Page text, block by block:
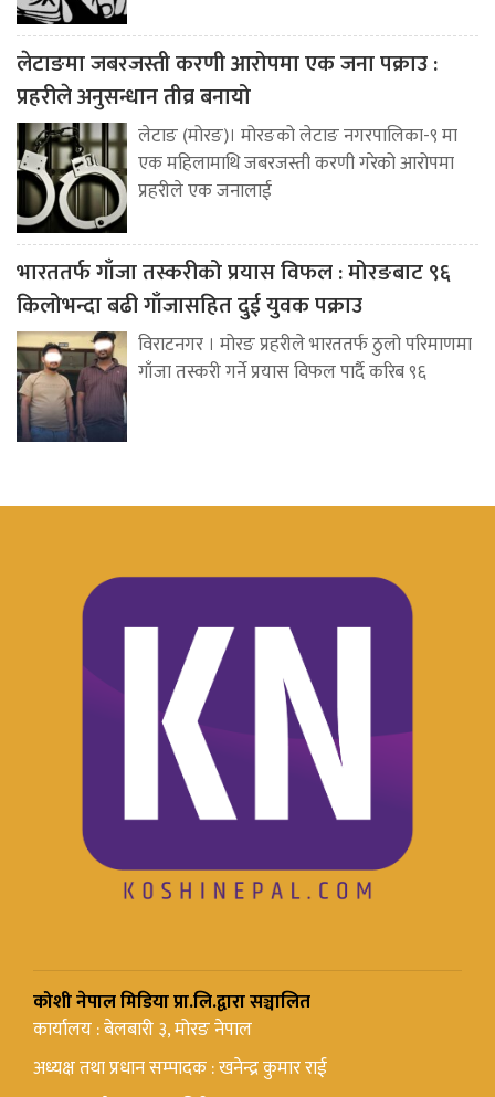
लेटाङमा जबरजस्ती करणी आरोपमा एक जना पक्राउ :
प्रहरीले अनुसन्धान तीव्र बनायो
लेटाङ (मोरङ)। मोरङको लेटाङ नगरपालिका-९ मा
एक महिलामाथि जबरजस्ती करणी गरेको आरोपमा
प्रहरीले एक जनालाई
भारततर्फ गाँजा तस्करीको प्रयास विफल : मोरङबाट ९६
किलोभन्दा बढी गाँजासहित दुई युवक पक्राउ
विराटनगर । मोरङ प्रहरीले भारततर्फ ठुलो परिमाणमा
गाँजा तस्करी गर्ने प्रयास विफल पार्दै करिब ९६
कोशी नेपाल मिडिया प्रा.लि.द्वारा सञ्चालित
कार्यालय : बेलबारी ३, मोरङ नेपाल
अध्यक्ष तथा प्रधान सम्पादक : खनेन्द्र कुमार राई